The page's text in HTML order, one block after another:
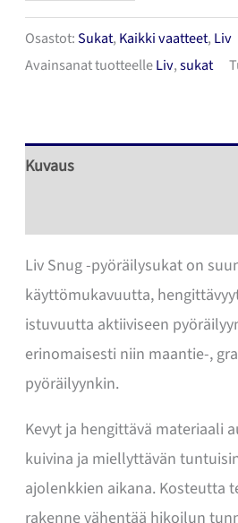
Pyöräilysukat
määrä
Osastot:Sukat, Kaikki vaatteet, Liv
Avainsanat tuotteelleLiv,sukat
Kuvaus
Liv Snug -pyöräilysukat on
käyttömukavuutta,
istuvuutta aktiiviseen
erinomaisesti niin maantie-,
pyöräilyynkin.
Kevyt ja hengittävä materiaali
kuivina ja miellyttävän
ajolenkkien aikana. Kosteutta
rakenne vähentää hikoilun